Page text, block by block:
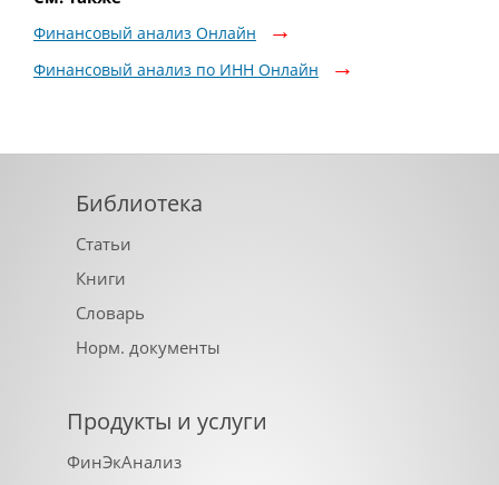
Финансовый анализ Онлайн
Финансовый анализ по ИНН Онлайн
Библиотека
Статьи
Книги
Словарь
Норм. документы
Продукты и услуги
ФинЭкАнализ